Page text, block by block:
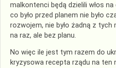
malkontenci będą dzielili włos
co było przed planem nie było
rozwojem, nie było żadną z tych
na raz, ale bez planu.
No więc ile jest tym razem do
kryzysowa recepta rządu na ten